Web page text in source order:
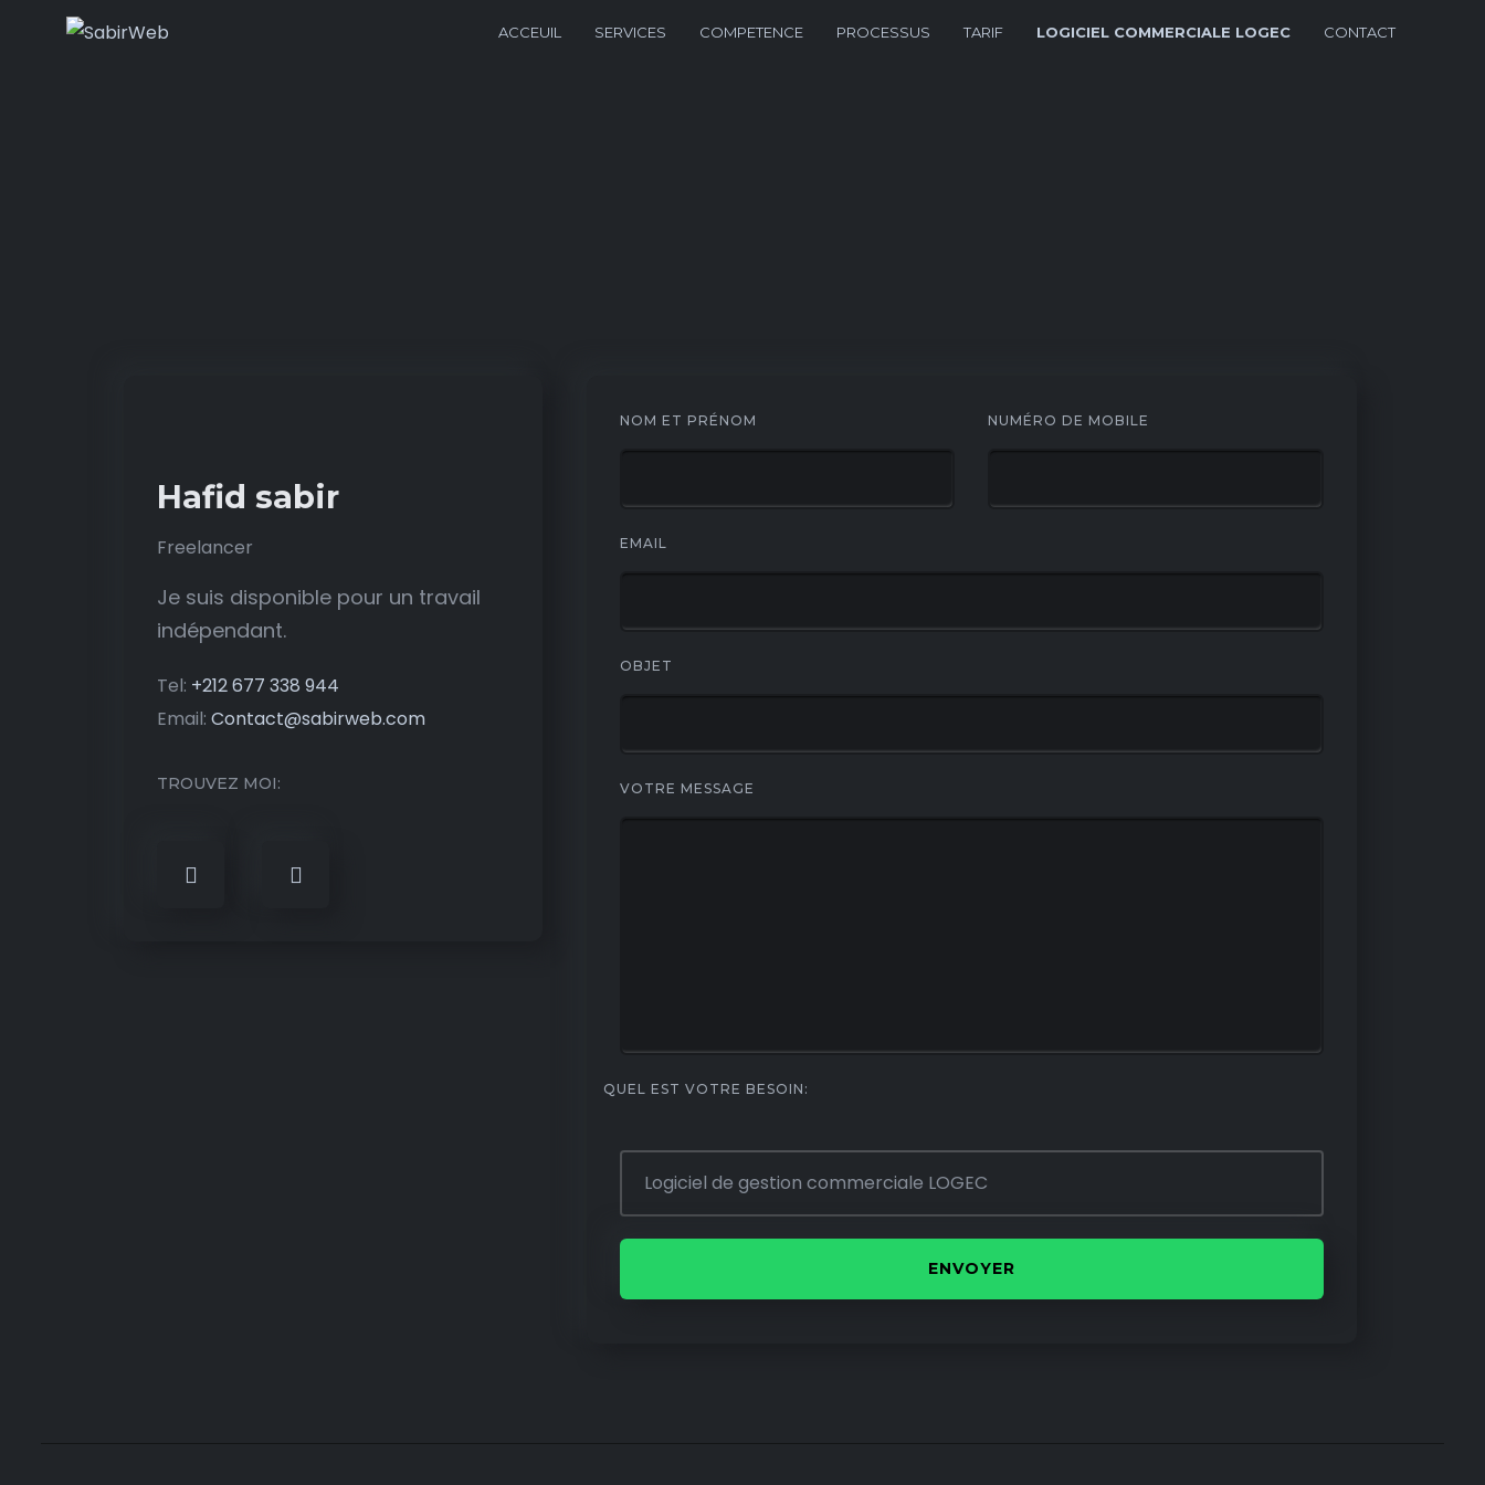
ACCEUIL SERVICES COMPETENCE PROCESSUS TARIF LOGICIEL COMMERCIALE LOGEC CONTACT
Hafid sabir
Freelancer
Je suis disponible pour un travail
indépendant.
Tel: +212 677 338 944
Email: Contact@sabirweb.com
TROUVEZ MOI:
NOM ET PRÉNOM NUMÉRO DE MOBILE
EMAIL
OBJET
VOTRE MESSAGE
QUEL EST VOTRE BESOIN: